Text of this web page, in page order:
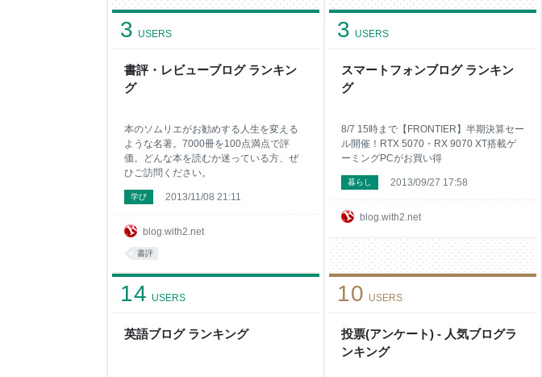
書評・レビューブログ ランキン
グ
3 USERS
blog.with2.net
本のソムリエがお勧めする人生を変える
ような名著。7000冊を100点満点で評
価。どんな本を読むか迷っている方、ぜ
ひご訪問ください。
学び 2013/11/08 21:11
書評
スマートフォンブログ ランキン
グ
3 USERS
blog.with2.net
8/7 15時まで【FRONTIER】半期決算セー
ル開催！RTX 5070・RX 9070 XT搭載ゲ
ーミングPCがお買い得
暮らし 2013/09/27 17:58
英語ブログ ランキング
14 USERS
投票(アンケート) - 人気ブログラ
ンキング
10 USERS